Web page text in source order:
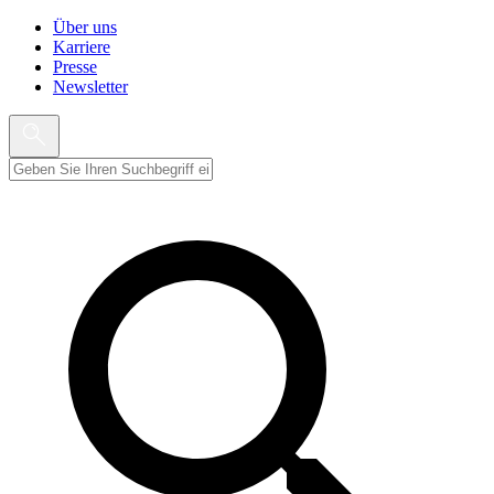
Über uns
Karriere
Presse
Newsletter